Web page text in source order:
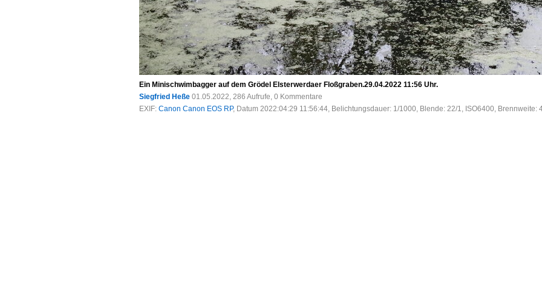
Ein Minischwimbagger auf dem Grödel Elsterwerdaer Floßgraben.29.04.2022 11:56 Uhr.
Siegfried Heße 01.05.2022, 286 Aufrufe, 0 Kommentare
EXIF: Canon Canon EOS RP, Datum 2022:04:29 11:56:44, Belichtungsdauer: 1/1000, Blende: 22/1, ISO6400, Brennweite: